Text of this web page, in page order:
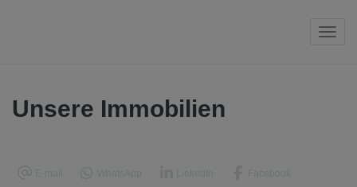
Unsere Immobilien